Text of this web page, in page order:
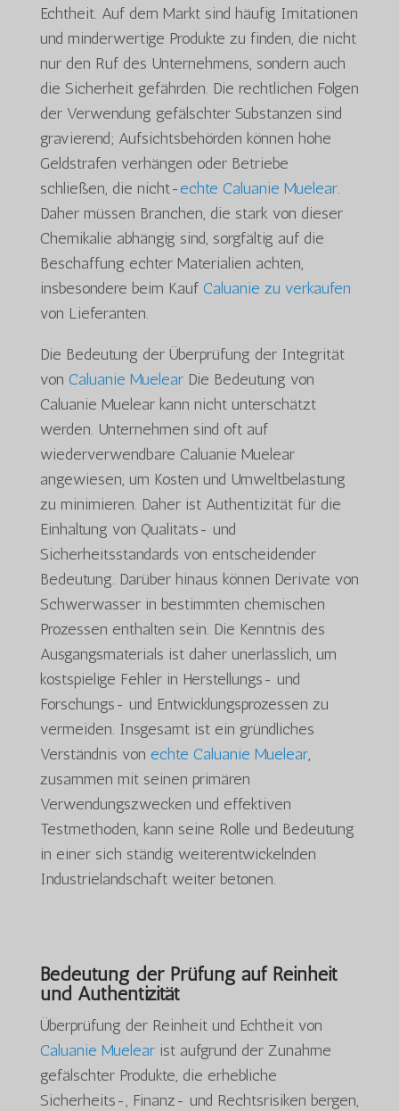
Echtheit. Auf dem Markt sind häufig Imitationen
und minderwertige Produkte zu finden, die nicht
nur den Ruf des Unternehmens, sondern auch
die Sicherheit gefährden. Die rechtlichen Folgen
der Verwendung gefälschter Substanzen sind
gravierend; Aufsichtsbehörden können hohe
Geldstrafen verhängen oder Betriebe
schließen, die nicht-echte Caluanie Muelear.
Daher müssen Branchen, die stark von dieser
Chemikalie abhängig sind, sorgfältig auf die
Beschaffung echter Materialien achten,
insbesondere beim Kauf Caluanie zu verkaufen
von Lieferanten.
Die Bedeutung der Überprüfung der Integrität
von Caluanie MuelearDie Bedeutung von
Caluanie Muelear kann nicht unterschätzt
werden. Unternehmen sind oft auf
wiederverwendbare Caluanie Muelear
angewiesen, um Kosten und Umweltbelastung
zu minimieren. Daher ist Authentizität für die
Einhaltung von Qualitäts- und
Sicherheitsstandards von entscheidender
Bedeutung. Darüber hinaus können Derivate von
Schwerwasser in bestimmten chemischen
Prozessen enthalten sein. Die Kenntnis des
Ausgangsmaterials ist daher unerlässlich, um
kostspielige Fehler in Herstellungs- und
Forschungs- und Entwicklungsprozessen zu
vermeiden. Insgesamt ist ein gründliches
Verständnis von echte Caluanie Muelear,
zusammen mit seinen primären
Verwendungszwecken und effektiven
Testmethoden, kann seine Rolle und Bedeutung
in einer sich ständig weiterentwickelnden
Industrielandschaft weiter betonen.
Bedeutung der Prüfung auf Reinheit
und Authentizität
Überprüfung der Reinheit und Echtheit von
Caluanie Muelearist aufgrund der Zunahme
gefälschter Produkte, die erhebliche
Sicherheits-, Finanz- und Rechtsrisiken bergen,